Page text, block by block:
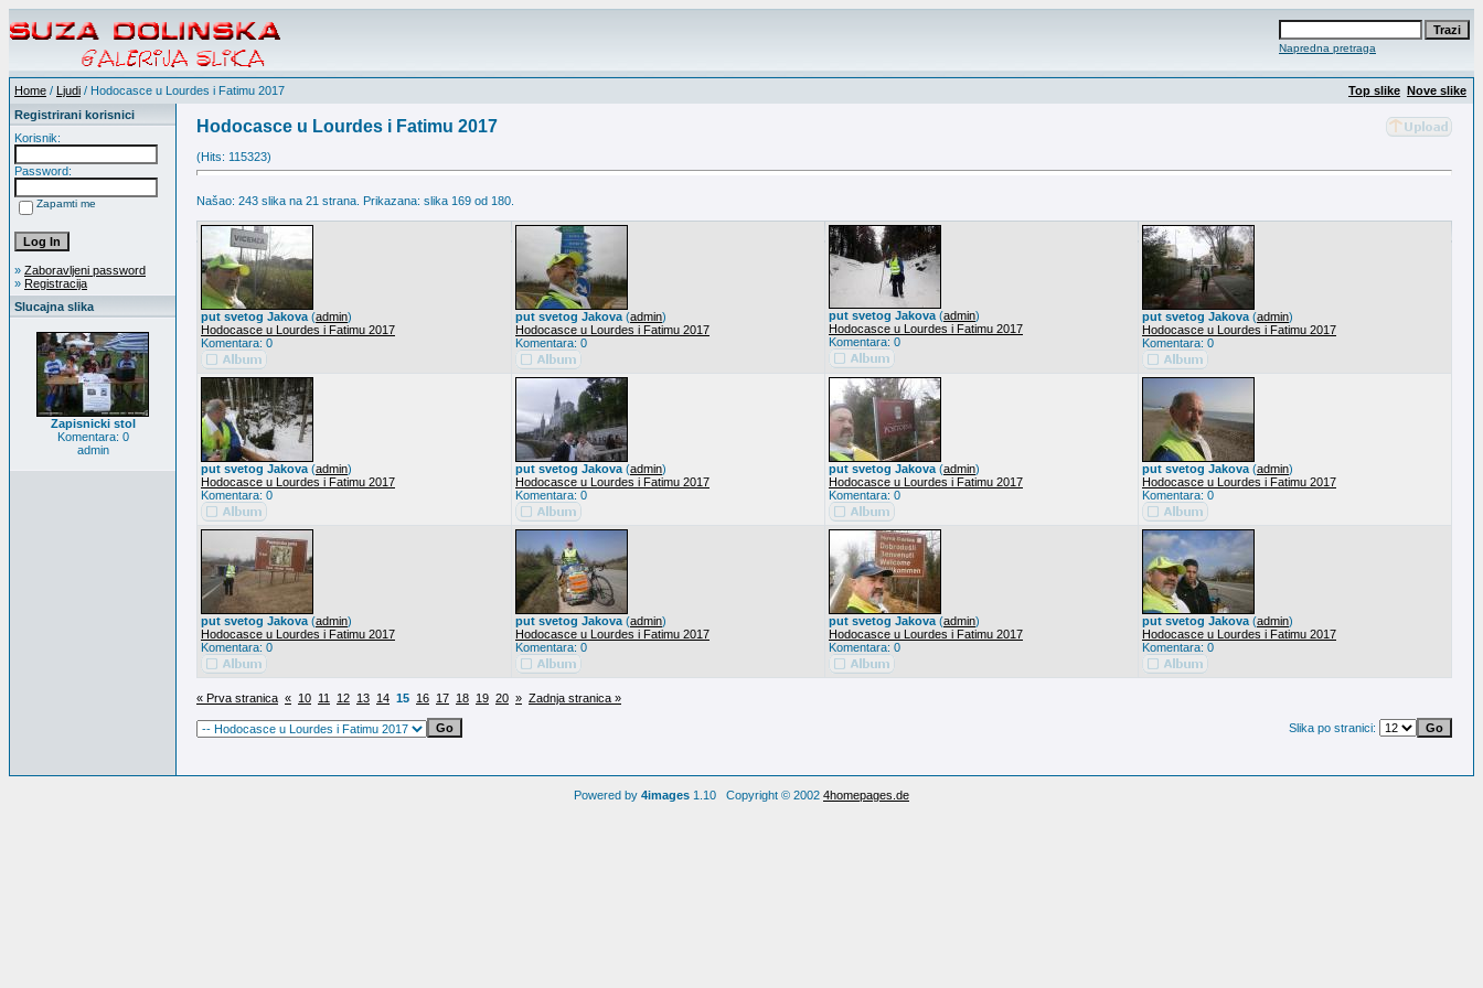
Napredna pretraga
Home / Ljudi / Hodocasce u Lourdes i Fatimu 2017 Top slike Nove slike
Registrirani korisnici
Korisnik:
Password:
Zapamti me
» Zaboravljeni password
» Registracija
Slucajna slika
Zapisnicki stol
Komentara: 0
admin
Hodocasce u Lourdes i Fatimu 2017
(Hits: 115323)
Našao: 243 slika na 21 strana. Prikazana: slika 169 od 180.
put svetog Jakova (admin)
Hodocasce u Lourdes i Fatimu 2017
Komentara: 0
put svetog Jakova (admin)
Hodocasce u Lourdes i Fatimu 2017
Komentara: 0
put svetog Jakova (admin)
Hodocasce u Lourdes i Fatimu 2017
Komentara: 0
put svetog Jakova (admin)
Hodocasce u Lourdes i Fatimu 2017
Komentara: 0
put svetog Jakova (admin)
Hodocasce u Lourdes i Fatimu 2017
Komentara: 0
put svetog Jakova (admin)
Hodocasce u Lourdes i Fatimu 2017
Komentara: 0
put svetog Jakova (admin)
Hodocasce u Lourdes i Fatimu 2017
Komentara: 0
put svetog Jakova (admin)
Hodocasce u Lourdes i Fatimu 2017
Komentara: 0
put svetog Jakova (admin)
Hodocasce u Lourdes i Fatimu 2017
Komentara: 0
put svetog Jakova (admin)
Hodocasce u Lourdes i Fatimu 2017
Komentara: 0
put svetog Jakova (admin)
Hodocasce u Lourdes i Fatimu 2017
Komentara: 0
put svetog Jakova (admin)
Hodocasce u Lourdes i Fatimu 2017
Komentara: 0
« Prva stranica « 10 11 12 13 14 15 16 17 18 19 20 » Zadnja stranica »
Slika po stranici:
Powered by 4images 1.10 Copyright © 2002 4homepages.de